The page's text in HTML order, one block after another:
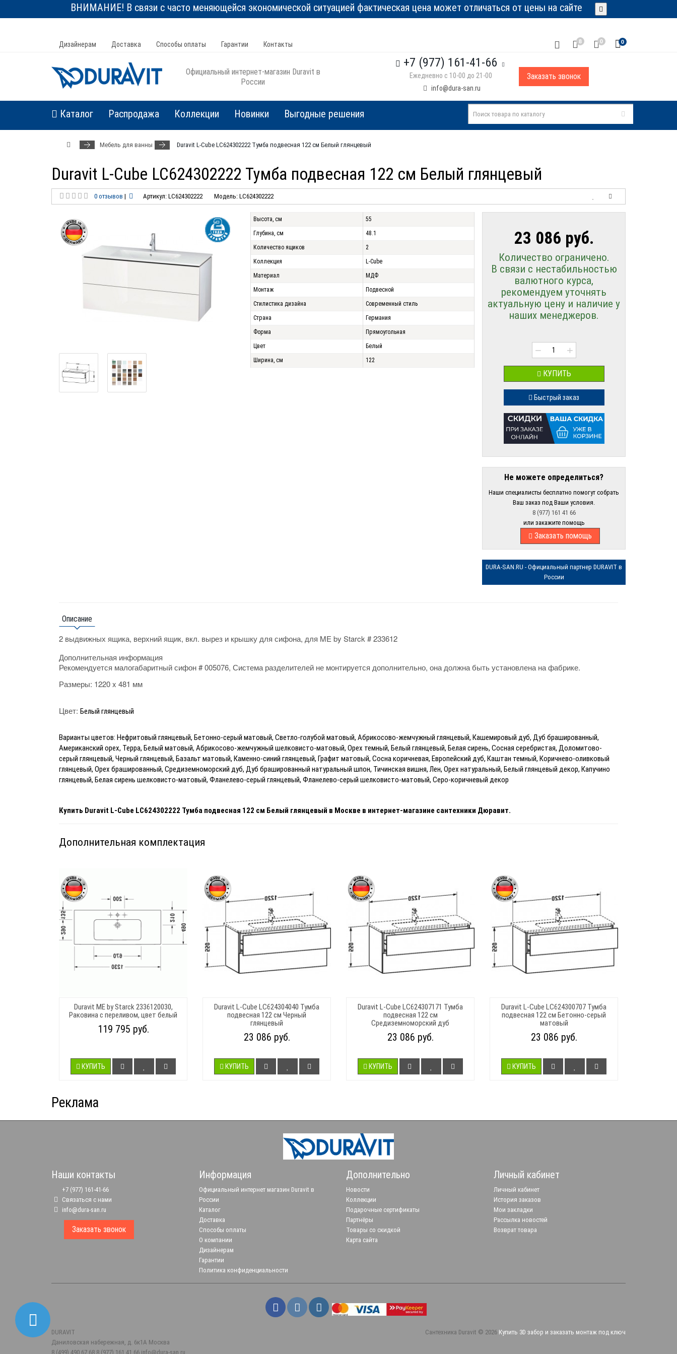
ВНИМАНИЕ! В связи с часто меняющейся экономической ситуацией фактическая цена может отличаться от цены на сайте
Дизайнерам Доставка Способы оплаты Гарантии Контакты 8 0 0
Официальный интернет-магазин Duravit в
России
+7 (977) 161-41-66
Ежедневно с 10-00 до 21-00
info@dura-san.ru
Заказать звонок
Каталог Распродажа Коллекции Новинки Выгодные решения
Мебель для ванны Duravit L-Cube LC624302222 Тумба подвесная 122 см Белый глянцевый
Duravit L-Cube LC624302222 Тумба подвесная 122 см Белый глянцевый
0 отзывов | Артикул: LC624302222 Модель: LC624302222
Высота, см
55
Глубина, см
48.1
Количество ящиков
2
Коллекция
L-Cube
Материал
МДФ
Монтаж
Подвесной
Стилистика дизайна
Современный стиль
Страна
Германия
Форма
Прямоугольная
Цвет
Белый
Ширина, см
122
23 086 руб.
Количество ограничено.
В связи с нестабильностью
валютного курса,
рекомендуем уточнять
актуальную цену и наличие у
наших менеджеров.
− +
КУПИТЬ
Быстрый заказ
Не можете определиться?
Наши специалисты бесплатно помогут собрать
Ваш заказ под Ваши условия.
8 (977) 161 41 66
или закажите помощь
Заказать помощь
DURA-SAN.RU - Официальный партнер DURAVIT в
России
Описание
2 выдвижных ящика, верхний ящик, вкл. вырез и крышку для сифона, для ME by Starck # 233612
Дополнительная информация
Рекомендуется малогабаритный сифон # 005076, Система разделителей не монтируется дополнительно, она должна быть установлена на фабрике.
Размеры: 1220 x 481 мм
Цвет: Белый глянцевый
Варианты цветов: Нефритовый глянцевый, Бетонно-серый матовый, Светло-голубой матовый, Абрикосово-жемчужный глянцевый, Кашемировый дуб, Дуб брашированный,
Американский орех, Терра, Белый матовый, Абрикосово-жемчужный шелковисто-матовый, Орех темный, Белый глянцевый, Белая сирень, Сосная серебристая, Доломитово-
серый глянцевый, Черный глянцевый, Базальт матовый, Каменно-синий глянцевый, Графит матовый, Сосна коричневая, Европейский дуб, Каштан темный, Коричнево-оливковый
глянцевый, Орех брашированный, Средиземноморский дуб, Дуб брашированный натуральный шпон, Тичинская вишня, Лен, Орех натуральный, Белый глянцевый декор, Капучино
глянцевый, Белая сирень шелковисто-матовый, Фланелево-серый глянцевый, Фланелево-серый шелковисто-матовый, Серо-коричневый декор
Купить Duravit L-Cube LC624302222 Тумба подвесная 122 см Белый глянцевый в Москве в интернет-магазине сантехники Дюравит.
Дополнительная комплектация
Duravit ME by Starck 2336120030,
Раковина с переливом, цвет белый
119 795 руб.
КУПИТЬ
Duravit L-Cube LC624304040 Тумба
подвесная 122 см Черный
глянцевый
23 086 руб.
КУПИТЬ
Duravit L-Cube LC624307171 Тумба
подвесная 122 см
Средиземноморский дуб
23 086 руб.
КУПИТЬ
Duravit L-Cube LC624300707 Тумба
подвесная 122 см Бетонно-серый
матовый
23 086 руб.
КУПИТЬ
Реклама
Наши контакты
+7 (977) 161-41-66
Связаться с нами
info@dura-san.ru
Заказать звонок
Информация
Официальный интернет магазин Duravit в
России
Каталог
Доставка
Способы оплаты
О компании
Дизайнерам
Гарантии
Политика конфиденциальности
Дополнительно
Новости
Коллекции
Подарочные сертификаты
Партнёры
Товары со скидкой
Карта сайта
Личный кабинет
Личный кабинет
История заказов
Мои закладки
Рассылка новостей
Возврат товара
Сантехника Duravit © 2026 Купить 3D забор и заказать монтаж под ключ
DURAVIT
Даниловская набережная, д. 6к1А Москва
8 (499) 490 67 68 8 (977) 161 41 66 info@dura-san.ru